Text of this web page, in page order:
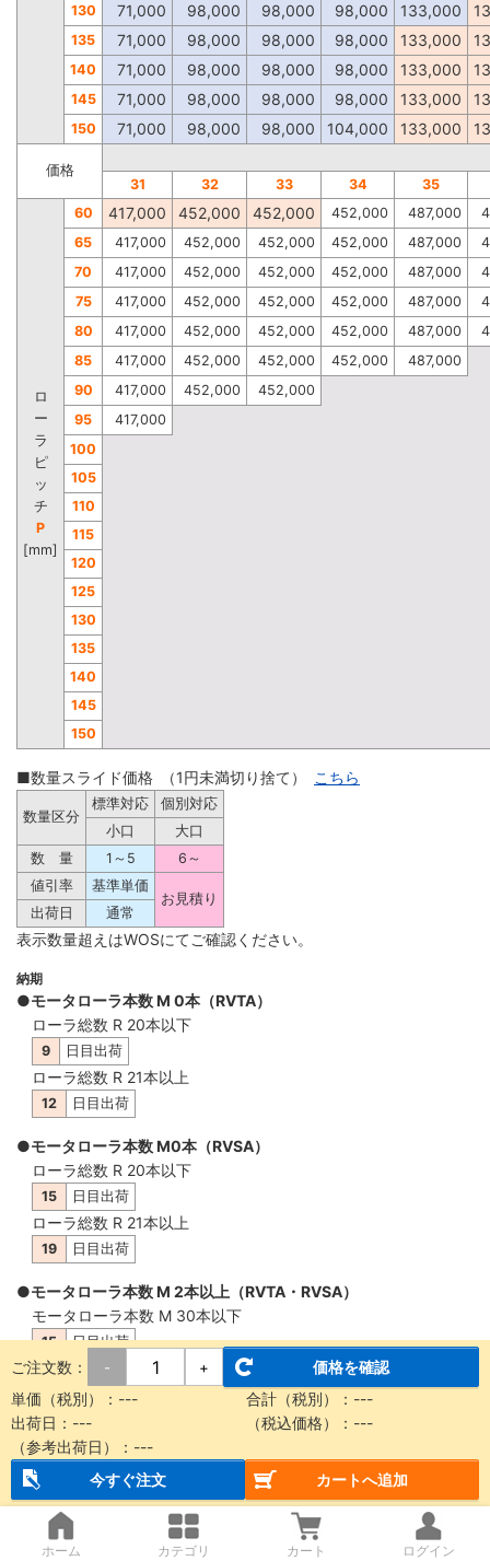
130 71,000 98,000 98,000 98,000 133,000
135 71,000 98,000 98,000 98,000 133,000
140 71,000 98,000 98,000 98,000 133,000
145 71,000 98,000 98,000 98,000 133,000
150 71,000 98,000 98,000 104,000 133,000
価格
31
32 33 34 35
ロ
ー
ラ
ピ
ッ
チ
P
[mm]
60 417,000 452,000 452,000 452,000 487,000
65
417,000 452,000 452,000 452,000 487,000
70
417,000 452,000 452,000 452,000 487,000
75
417,000 452,000 452,000 452,000 487,000
80
417,000 452,000 452,000 452,000 487,000
85
417,000 452,000 452,000 452,000
487,000
90
417,000 452,000
452,000
95
417,000
100
105
110
115
120
125
130
135
140
145
150
■数量スライド価格 （1円未満切り捨て） こちら
数量区分
標準対応
個別対応
小口
大口
数 量
1～5
6～
値引率
基準単価
お見積り
出荷日
通常
表示数量超えはWOSにてご確認ください。
納期
●モータローラ本数 M 0本（RVTA）
ローラ総数 R 20本以下
9 日目出荷
ローラ総数 R 21本以上
12 日目出荷
●モータローラ本数 M0本（RVSA）
ローラ総数 R 20本以下
15 日目出荷
ローラ総数 R 21本以上
19 日目出荷
●モータローラ本数 M 2本以上（RVTA・RVSA）
モータローラ本数 M 30本以下
15 日目出荷
モータローラ本数 M 31本以上
19 日目出荷
概要・仕様
【納品に関する注意事項】
ご注文数： - +
価格を確認
単価（税別）： --- 合計（税別）： ---
出荷日： --- （税込価格）： ---
（参考出荷日）： ---
今すぐ注文
カートへ追加
ホーム カテゴリ カート ログイン